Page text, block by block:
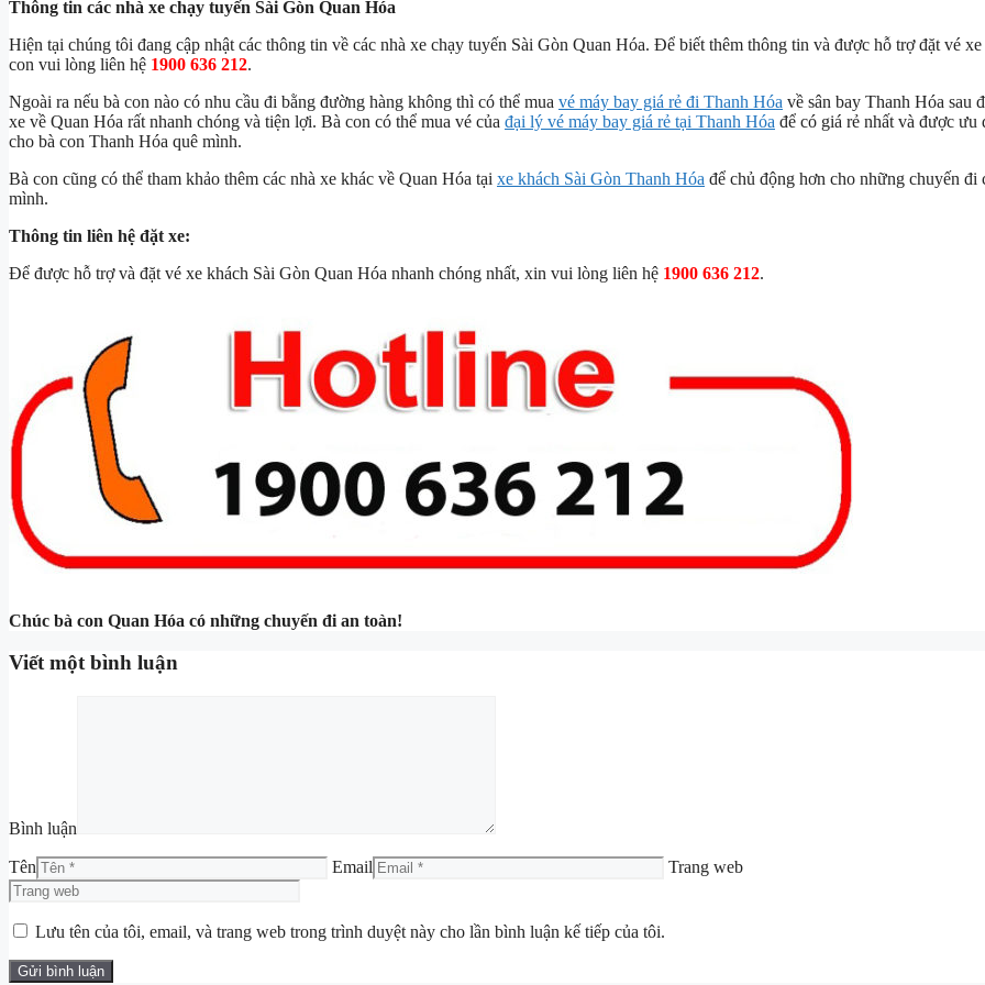
Thông tin các nhà xe chạy tuyến Sài Gòn Quan Hóa
Hiện tại chúng tôi đang cập nhật các thông tin về các nhà xe chạy tuyến Sài Gòn Quan Hóa. Để biết thêm thông tin và được hỗ trợ đặt vé xe
con vui lòng liên hệ 1900 636 212.
Ngoài ra nếu bà con nào có nhu cầu đi bằng đường hàng không thì có thể mua vé máy bay giá rẻ đi Thanh Hóa về sân bay Thanh Hóa sau
xe về Quan Hóa rất nhanh chóng và tiện lợi. Bà con có thể mua vé của đại lý vé máy bay giá rẻ tại Thanh Hóa để có giá rẻ nhất và được ưu
cho bà con Thanh Hóa quê mình.
Bà con cũng có thể tham khảo thêm các nhà xe khác về Quan Hóa tại xe khách Sài Gòn Thanh Hóa để chủ động hơn cho những chuyến đi
mình.
Thông tin liên hệ đặt xe:
Để được hỗ trợ và đặt vé xe khách Sài Gòn Quan Hóa nhanh chóng nhất, xin vui lòng liên hệ 1900 636 212.
Chúc bà con Quan Hóa có những chuyến đi an toàn!
Viết một bình luận
Bình luận
Tên Email Trang web
Lưu tên của tôi, email, và trang web trong trình duyệt này cho lần bình luận kế tiếp của tôi.